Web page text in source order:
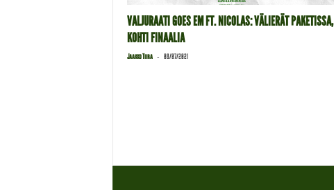
VALJURAATI GOES EM FT. NICOLAS: VÄLIERÄT PAKETISSA,
KOHTI FINAALIA
Jaakko Tiira - 08/07/2021